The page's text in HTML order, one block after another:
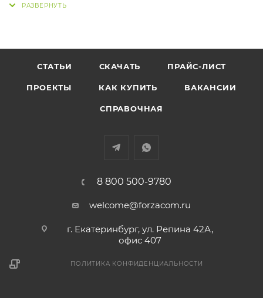
СТАТЬИ СКАЧАТЬ ПРАЙС-ЛИСТ
ПРОЕКТЫ КАК КУПИТЬ ВАКАНСИИ
СПРАВОЧНАЯ
8 800 500-9780
welcome@forzacom.ru
г. Екатеринбург, ул. Репина 42А,
офис 407
ПОЛИТИКА КОНФИДЕНЦИАЛЬНОСТИ